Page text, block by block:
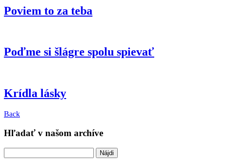
Poviem to za teba
Poďme si šlágre spolu spievať
Krídla lásky
Back
Hľadať v našom archíve